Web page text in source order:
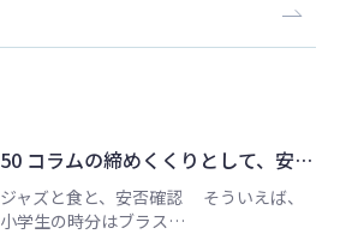
50 コラムの締めくくりとして、安…
ジャズと食と、安否確認 そういえば、
小学生の時分はブラス…